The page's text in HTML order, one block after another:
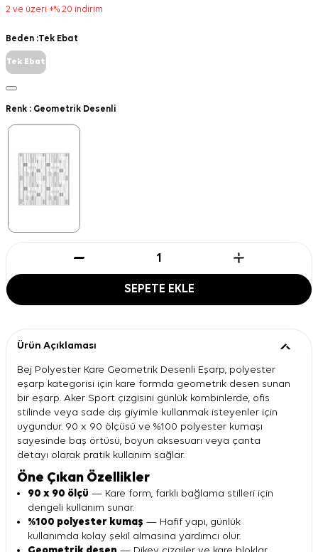
2 ve üzeri +% 20 indirim
Beden :Tek Ebat
Tek Ebat
Renk : Geometrik Desenli
SEPETE EKLE
Ürün Açıklaması
Bej Polyester Kare Geometrik Desenli Eşarp, polyester
eşarp kategorisi için kare formda geometrik desen sunan
bir eşarp. Aker Sport çizgisini günlük kombinlerde, ofis
stilinde veya sade dış giyimle kullanmak isteyenler için
uygundur. 90 x 90 ölçüsü ve %100 polyester kumaşı
sayesinde baş örtüsü, boyun aksesuarı veya çanta
detayı olarak pratik kullanım sağlar.
Öne Çıkan Özellikler
90 x 90 ölçü — Kare form, farklı bağlama stilleri için
dengeli kullanım sunar.
%100 polyester kumaş — Hafif yapı, günlük
kullanımda kolay şekil almasına yardımcı olur.